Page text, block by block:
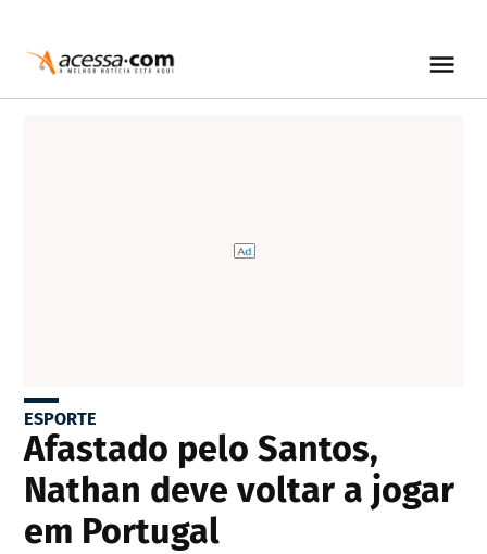
ESPORTE
Afastado pelo Santos,
Nathan deve voltar a jogar
em Portugal